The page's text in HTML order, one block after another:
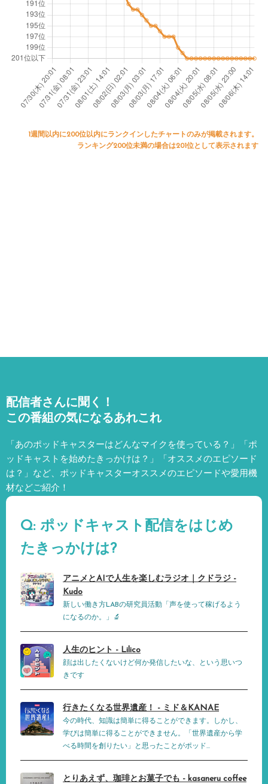
1週間以内に200位以内にランクインしたチャートのみが掲載されます。
ランキング200位未満の場合は201位として表示されます
配信者さんに聞く！
この番組の気になるあれこれ
「あのポッドキャスターはどんなマイクを使っている？」「ポ
ッドキャストを始めたきっかけは？」「オススメのエピソード
は？」など、 ポッドキャスターオススメのエピソードや愛用機
材などご紹介！
Q: ポッドキャスト配信をはじめ
たきっかけは?
アニメとAIで人生を楽しむラジオ｜クドラジ -
Kudo
新しい働き方LABの研究員活動「声を使って稼げるよう
になるのか。」🔬
人生のヒント - Lilico
顔は出したくないけど何か発信したいな、という思いつ
きです
行きたくなる世界遺産！ - ミド＆KANAE
今の時代、知識は簡単に得ることができます。しかし、
学びは簡単に得ることができません。「世界遺産から学
べる時間を創りたい」と思ったことがポッド...
とりあえず、珈琲とお菓子でも - kasaneru coffee